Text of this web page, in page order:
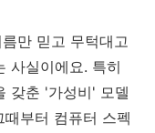
만 믿고 무턱대고
사실이에요. 특히
갖춘 '가성비' 모델
부터 컴퓨터 스펙